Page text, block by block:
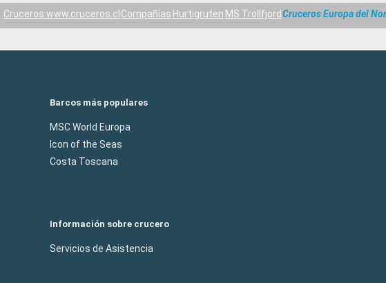
Cruceros www.cruceros.cl Compañías Hurtigruten MS TrollfjordCruceros Europa del
Barcos más populares
MSC World Europa
Icon of the Seas
Costa Toscana
Información sobre crucero
Servicios de Asistencia